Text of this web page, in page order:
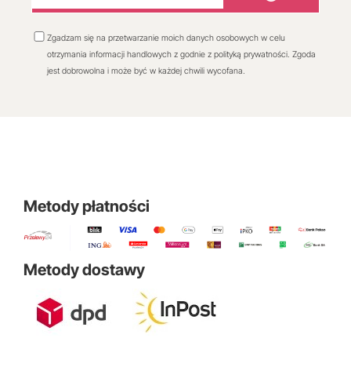
Zgadzam się na przetwarzanie moich danych osobowych w celu
otrzymania informacji handlowych z godnie z polityką prywatności. Zgoda
jest dobrowolna i może być w każdej chwili wycofana.
Metody płatności
Metody dostawy